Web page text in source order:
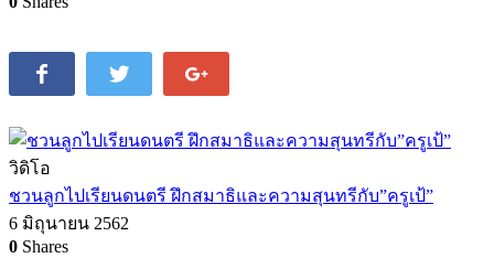
วิดิโอ
ชวนลูกไปเรียนดนตรี ฝึกสมาธิและความสุนทรีกับ”ครูเป้”
6 มิถุนายน 2562
0 Shares